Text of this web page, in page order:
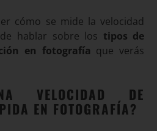
cómo se mide la velocidad
hablar sobre los tipos de
en fotografía que verás
VELOCIDAD DE
EN FOTOGRAFÍA?